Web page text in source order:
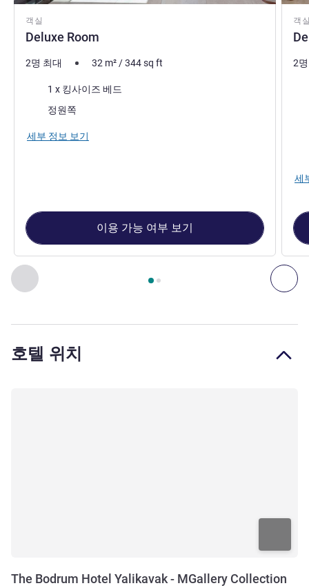
이전 - 객실 다
2/ 페이지 , 객실 1 : Deluxe Room , 객실 2 : Deluxe King Sea
객실
Deluxe Room
2명 최대 32 m²/344sq ft
1 x 킹사이즈 베드
정원쪽
세부 정보 보기
이용 가능 여부 보기
객
2
세
호텔 위치
The Bodrum Hotel Yalikavak - MGallery Collection